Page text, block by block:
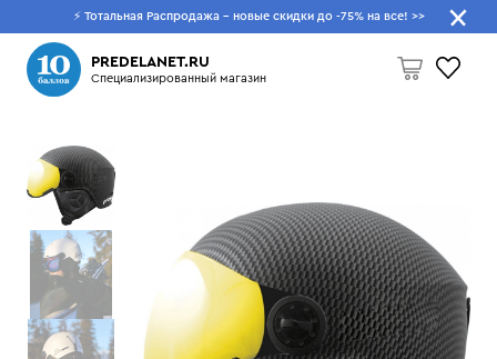
⚡ Тотальная Распродажа - новые скидки до -75% на все! >>
PREDELANET.RU
Специализированный магазин
Пусто
Что будем искать?